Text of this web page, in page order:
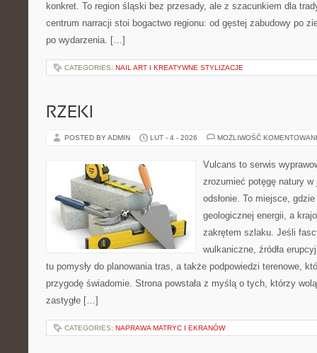
konkret. To region śląski bez przesady, ale z szacunkiem dla
centrum narracji stoi bogactwo regionu: od gęstej zabudowy po
po wydarzenia. […]
CATEGORIES: NAIL ART I KREATYWNE STYLIZACJE
RZEKI
POSTED BY ADMIN LUT - 4 - 2026 MOŻLIWOŚĆ
Vulcans to serwis
zrozumieć potęgę natury w
odsłonie. To miejsce,
geologicznej energii, a
zakrętem szlaku. Jeśli
wulkaniczne, źródła
tu pomysły do planowania tras, a także podpowiedzi terenowe,
przygodę świadomie. Strona powstała z myślą o tych, którzy
zastygłe […]
CATEGORIES: NAPRAWA MATRYC I EKRANÓW